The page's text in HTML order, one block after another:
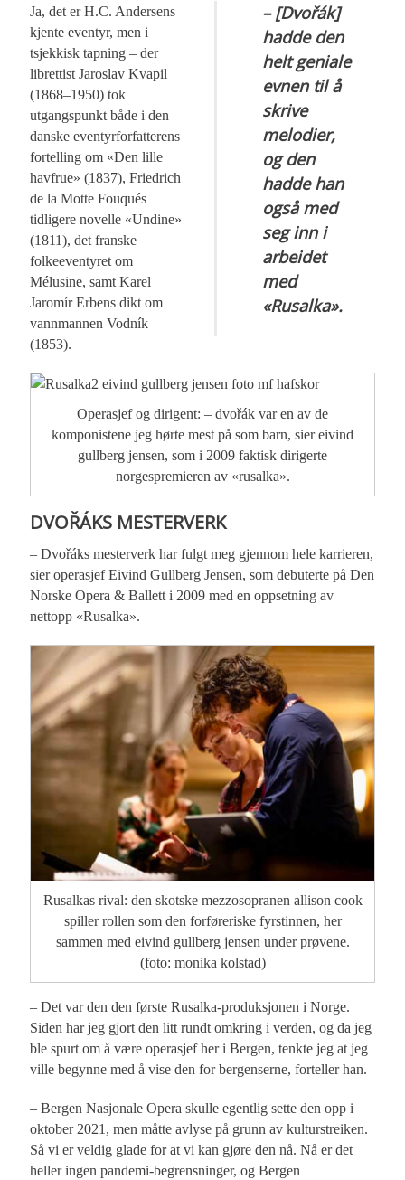
– [Dvořák]
hadde den
helt geniale
evnen til å
skrive
melodier,
og den
hadde han
også med
seg inn i
arbeidet
med
«Rusalka».
Ja, det er H.C. Andersens
kjente eventyr, men i
tsjekkisk tapning – der
librettist Jaroslav Kvapil
(1868–1950) tok
utgangspunkt både i den
danske eventyrforfatterens
fortelling om «Den lille
havfrue» (1837), Friedrich
de la Motte Fouqués
tidligere novelle «Undine»
(1811), det franske
folkeeventyret om
Mélusine, samt Karel
Jaromír Erbens dikt om
vannmannen Vodník
(1853).
Operasjef og dirigent: – dvořák var en av de
komponistene jeg hørte mest på som barn, sier eivind
gullberg jensen, som i 2009 faktisk dirigerte
norgespremieren av «rusalka».
DVOŘÁKS MESTERVERK
– Dvořáks mesterverk har fulgt meg gjennom hele karrieren,
sier operasjef Eivind Gullberg Jensen, som debuterte på Den
Norske Opera & Ballett i 2009 med en oppsetning av
nettopp «Rusalka».
Rusalkas rival: den skotske mezzosopranen allison cook
spiller rollen som den forføreriske fyrstinnen, her
sammen med eivind gullberg jensen under prøvene.
(foto: monika kolstad)
– Det var den den første Rusalka-produksjonen i Norge.
Siden har jeg gjort den litt rundt omkring i verden, og da jeg
ble spurt om å være operasjef her i Bergen, tenkte jeg at jeg
ville begynne med å vise den for bergenserne, forteller han.
– Bergen Nasjonale Opera skulle egentlig sette den opp i
oktober 2021, men måtte avlyse på grunn av kulturstreiken.
Så vi er veldig glade for at vi kan gjøre den nå. Nå er det
heller ingen pandemi-begrensninger, og Bergen